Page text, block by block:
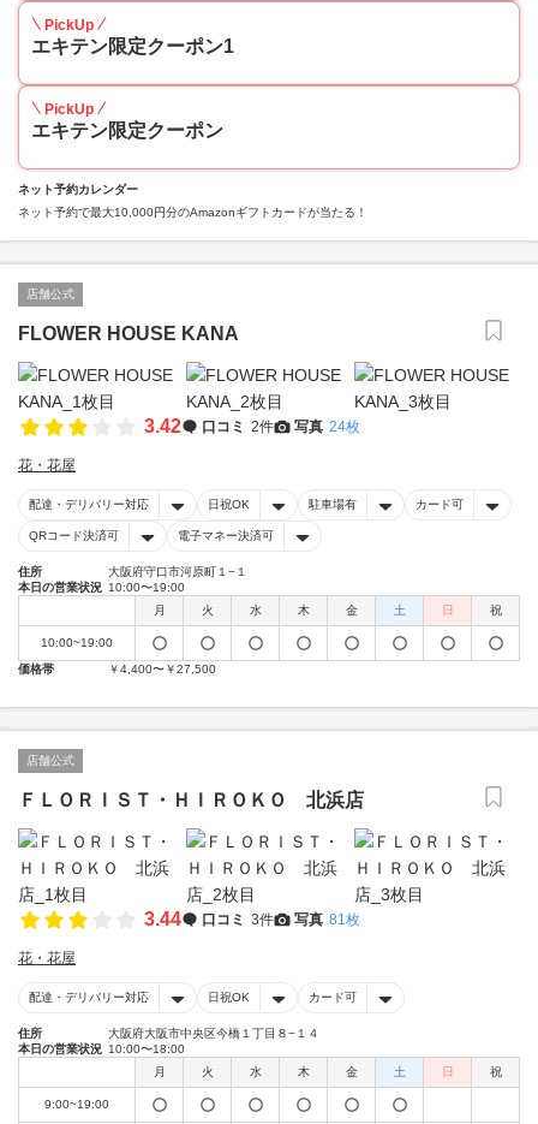
PickUp
エキテン限定クーポン1
PickUp
エキテン限定クーポン
ネット予約カレンダー
ネット予約で最大10,000円分のAmazonギフトカードが当たる！
店舗公式
FLOWER HOUSE KANA
3.42 口コミ 2件 写真 24枚
花・花屋
配達・デリバリー対応 日祝OK 駐車場有 カード可
QRコード決済可 電子マネー決済可
住所
大阪府守口市河原町１−１
本日の営業状況 10:00〜19:00
月
火 水 木 金 土 日 祝
10:00~19:00
価格帯
￥4,400〜￥27,500
店舗公式
ＦＬＯＲＩＳＴ・ＨＩＲＯＫＯ 北浜店
3.44 口コミ 3件 写真 81枚
花・花屋
配達・デリバリー対応 日祝OK カード可
住所
大阪府大阪市中央区今橋１丁目８−１４
本日の営業状況 10:00〜18:00
月
火 水 木 金 土 日 祝
9:00~19:00